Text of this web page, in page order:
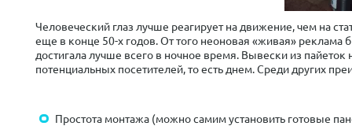
Человеческий глаз лучше реагирует на движение, чем на
еще в конце 50-х годов. От того неоновая «живая»
достигала лучше всего в ночное время. Вывески из
потенциальных посетителей, то есть днем. Среди других
Простота монтажа (можно самим установить готовые